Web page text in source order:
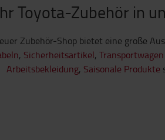
Toyota-Zubehör in
Zubehör-Shop bietet eine große
, Sicherheitsartikel,
Arbeitsbekleidung, Saisonale Produkte